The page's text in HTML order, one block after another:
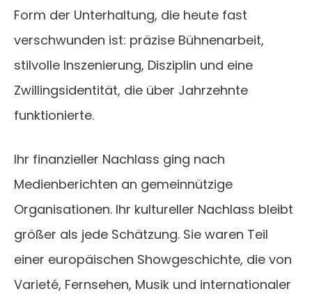
Form der Unterhaltung, die heute fast
verschwunden ist: präzise Bühnenarbeit,
stilvolle Inszenierung, Disziplin und eine
Zwillingsidentität, die über Jahrzehnte
funktionierte.
Ihr finanzieller Nachlass ging nach
Medienberichten an gemeinnützige
Organisationen. Ihr kultureller Nachlass bleibt
größer als jede Schätzung. Sie waren Teil
einer europäischen Showgeschichte, die von
Varieté, Fernsehen, Musik und internationaler